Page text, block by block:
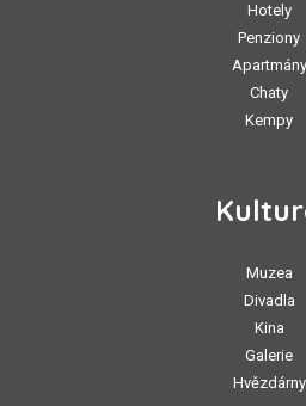
Hotely
Penziony
Apartmány
Chaty
Kempy
Muzea
Divadla
Kina
Galerie
Hvězdárny